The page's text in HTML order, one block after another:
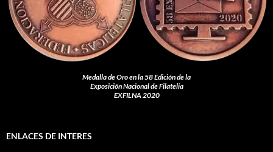
Medalla de Oro en la 58 Edición de la
Exposición Nacional de Filatelia
EXFILNA 2020
ENLACES DE INTERES